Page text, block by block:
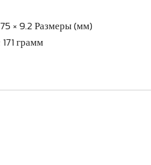
× 9.2 Размеры (мм)
грамм